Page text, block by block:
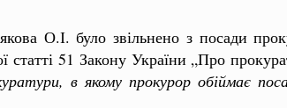
О.І. було звільнено з посади
51 Закону України „Про
в якому прокурор обіймає